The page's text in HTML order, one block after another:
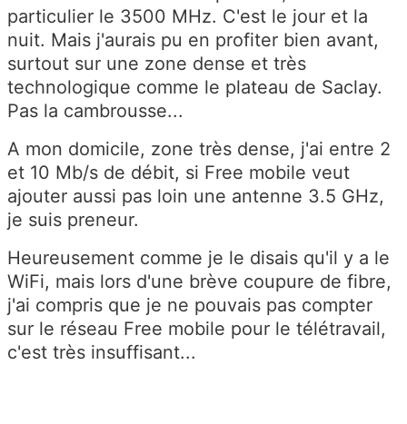
particulier le 3500 MHz. C'est le jour et la
nuit. Mais j'aurais pu en profiter bien avant,
surtout sur une zone dense et très
technologique comme le plateau de Saclay.
Pas la cambrousse...
A mon domicile, zone très dense, j'ai entre 2
et 10 Mb/s de débit, si Free mobile veut
ajouter aussi pas loin une antenne 3.5 GHz,
je suis preneur.
Heureusement comme je le disais qu'il y a le
WiFi, mais lors d'une brève coupure de fibre,
j'ai compris que je ne pouvais pas compter
sur le réseau Free mobile pour le télétravail,
c'est très insuffisant...